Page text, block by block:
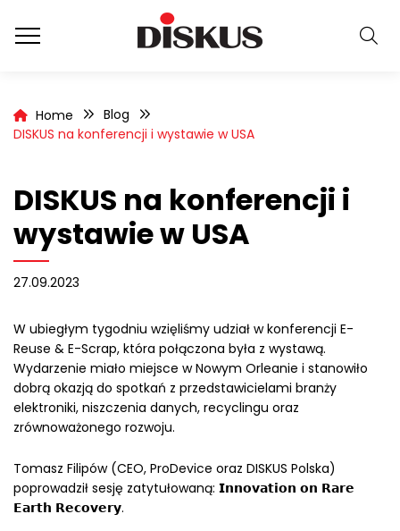
Home
Blog
DISKUS na konferencji i wystawie w USA
DISKUS na konferencji i
wystawie w USA
27.09.2023
W ubiegłym tygodniu wzięliśmy udział w konferencji E-
Reuse & E-Scrap, która połączona była z wystawą.
Wydarzenie miało miejsce w Nowym Orleanie i stanowiło
dobrą okazją do spotkań z przedstawicielami branży
elektroniki, niszczenia danych, recyclingu oraz
zrównoważonego rozwoju.
Tomasz Filipów (CEO, ProDevice oraz DISKUS Polska)
poprowadził sesję zatytułowaną: 𝗜𝗻𝗻𝗼𝘃𝗮𝘁𝗶𝗼𝗻 𝗼𝗻 𝗥𝗮𝗿𝗲
𝗘𝗮𝗿𝘁𝗵 𝗥𝗲𝗰𝗼𝘃𝗲𝗿𝘆.